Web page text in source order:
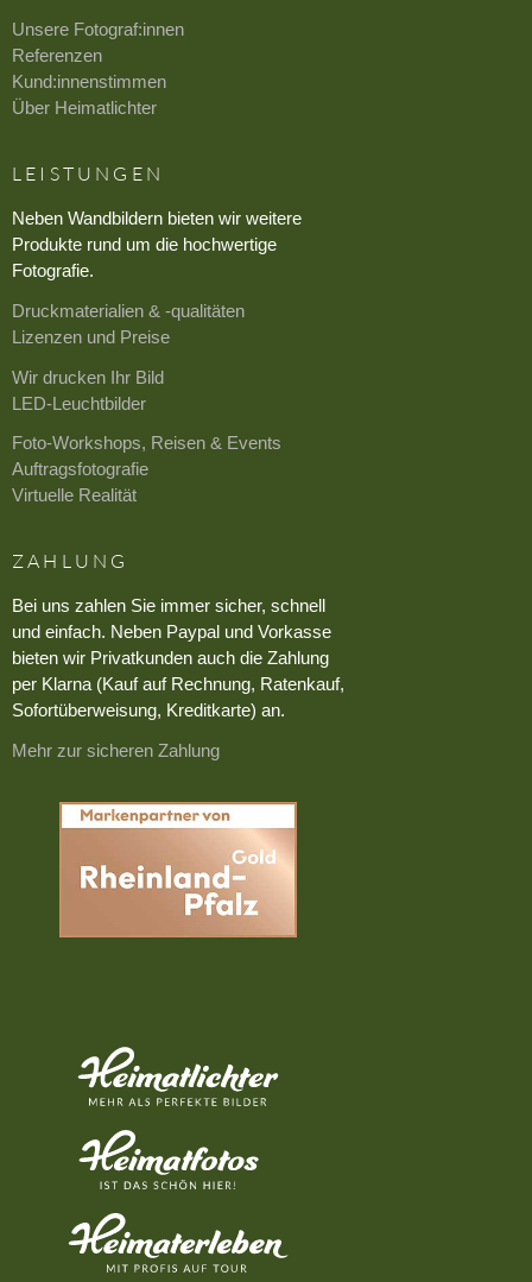
Unsere Fotograf:innen
Referenzen
Kund:innenstimmen
Über Heimatlichter
LEISTUNGEN
Neben Wandbildern bieten wir weitere
Produkte rund um die hochwertige
Fotografie.
Druckmaterialien & -qualitäten
Lizenzen und Preise
Wir drucken Ihr Bild
LED-Leuchtbilder
Foto-Workshops, Reisen & Events
Auftragsfotografie
Virtuelle Realität
ZAHLUNG
Bei uns zahlen Sie immer sicher, schnell
und einfach. Neben Paypal und Vorkasse
bieten wir Privatkunden auch die Zahlung
per Klarna (Kauf auf Rechnung, Ratenkauf,
Sofortüberweisung, Kreditkarte) an.
Mehr zur sicheren Zahlung